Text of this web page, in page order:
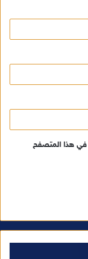
في هذا المتصفح